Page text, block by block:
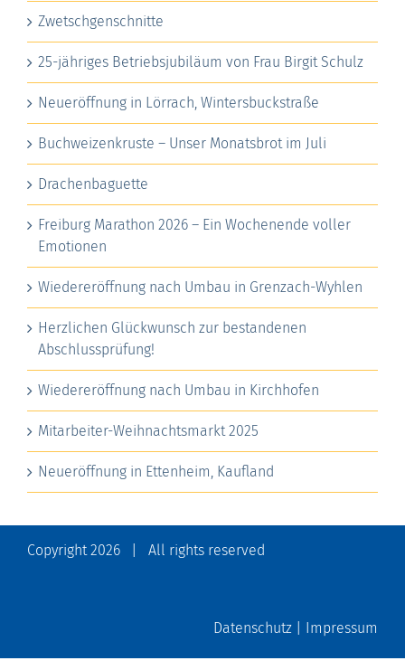
Zwetschgenschnitte
25-jähriges Betriebsjubiläum von Frau Birgit Schulz
Neueröffnung in Lörrach, Wintersbuckstraße
Buchweizenkruste – Unser Monatsbrot im Juli
Drachenbaguette
Freiburg Marathon 2026 – Ein Wochenende voller
Emotionen
Wiedereröffnung nach Umbau in Grenzach-Wyhlen
Herzlichen Glückwunsch zur bestandenen
Abschlussprüfung!
Wiedereröffnung nach Umbau in Kirchhofen
Mitarbeiter-Weihnachtsmarkt 2025
Neueröffnung in Ettenheim, Kaufland
Copyright2026 | All rights reserved
Datenschutz Impressum